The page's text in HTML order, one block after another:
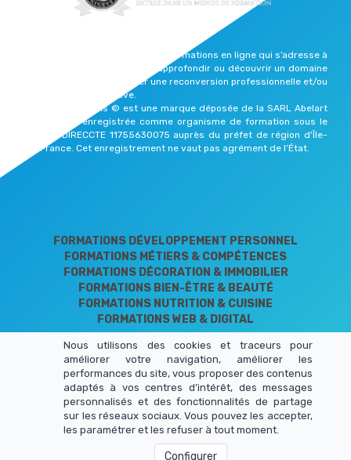
Formalis est une plateforme de formations en ligne qui s’adresse à
celles et ceux qui souhaitent approfondir ou découvrir un domaine
qui les passionne, effectuer une reconversion professionnelle et/ou
reprendre une vie active.
Elearning Formalis © est une marque déposée de la SARL Abelart
Productions enregistrée comme organisme de formation sous le
numéro DIRECCTE 11755630075 auprès du préfet de région d'Île-
de-France. Cet enregistrement ne vaut pas agrément de l’État.
FORMATIONS DÉVELOPPEMENT PERSONNEL
FORMATIONS MÉTIERS & COMPÉTENCES
FORMATIONS DÉCORATION & IMMOBILIER
FORMATIONS BIEN-ÊTRE & BEAUTÉ
FORMATIONS NUTRITION & CUISINE
FORMATIONS WEB & DIGITAL
LIENS UTILES
Nous utilisons des cookies et traceurs pour
améliorer votre navigation, améliorer les
performances du site, vous proposer des contenus
adaptés à vos centres d’intérêt, des messages
personnalisés et des fonctionnalités de partage
sur les réseaux sociaux. Vous pouvez les accepter,
les paramétrer et les refuser à tout moment.
Configurer